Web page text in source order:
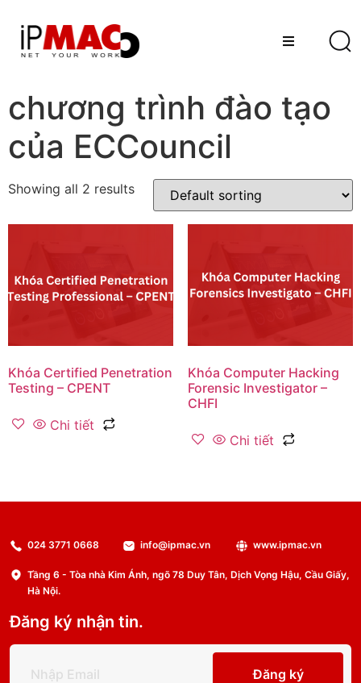
chương trình đào tạo
của ECCouncil
Showing all 2 results
Khóa Certified Penetration
Testing – CPENT
Chi tiết
Khóa Computer Hacking
Forensic Investigator –
CHFI
Chi tiết
024 3771 0668 info@ipmac.vn www.ipmac.vn
Tầng 6 - Tòa nhà Kim Ánh, ngõ 78 Duy Tân, Dịch Vọng Hậu, Cầu Giấy,
Hà Nội.
Đăng ký nhận tin.
Đăng ký